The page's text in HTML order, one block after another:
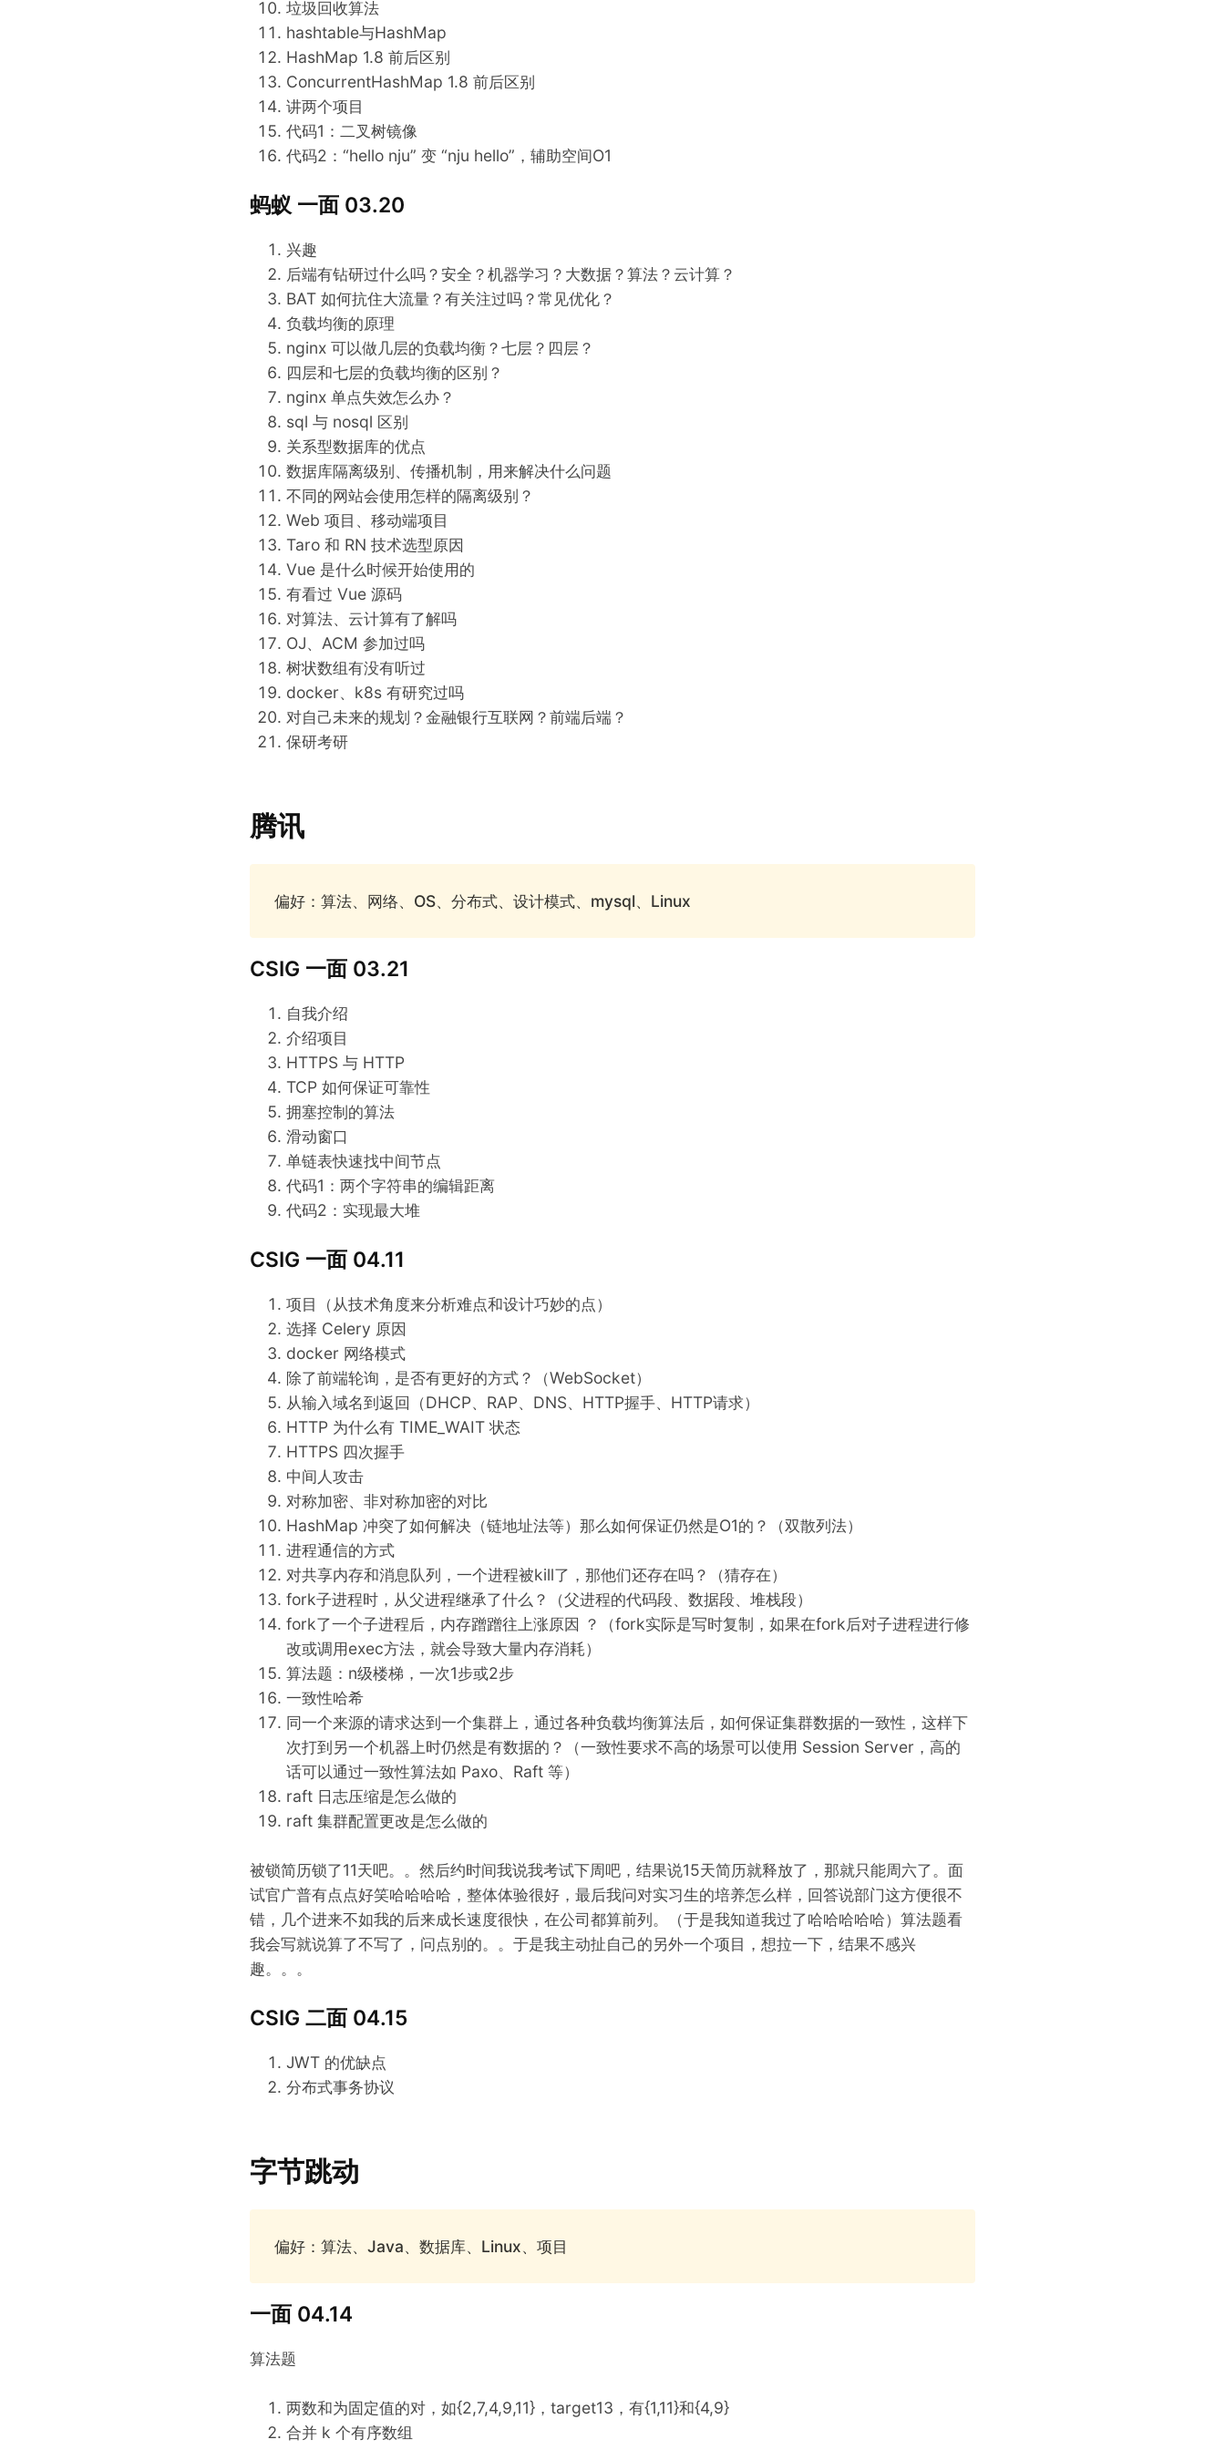
垃圾回收算法
hashtable与HashMap
HashMap 1.8 前后区别
ConcurrentHashMap 1.8 前后区别
讲两个项目
代码1：二叉树镜像
代码2：“hello nju” 变 “nju hello”，辅助空间O1
蚂蚁 一面 03.20
兴趣
后端有钻研过什么吗？安全？机器学习？大数据？算法？云计算？
BAT 如何抗住大流量？有关注过吗？常见优化？
负载均衡的原理
nginx 可以做几层的负载均衡？七层？四层？
四层和七层的负载均衡的区别？
nginx 单点失效怎么办？
sql 与 nosql 区别
关系型数据库的优点
数据库隔离级别、传播机制，用来解决什么问题
不同的网站会使用怎样的隔离级别？
Web 项目、移动端项目
Taro 和 RN 技术选型原因
Vue 是什么时候开始使用的
有看过 Vue 源码
对算法、云计算有了解吗
OJ、ACM 参加过吗
树状数组有没有听过
docker、k8s 有研究过吗
对自己未来的规划？金融银行互联网？前端后端？
保研考研
腾讯
偏好：算法、网络、OS、分布式、设计模式、mysql、Linux
CSIG 一面 03.21
自我介绍
介绍项目
HTTPS 与 HTTP
TCP 如何保证可靠性
拥塞控制的算法
滑动窗口
单链表快速找中间节点
代码1：两个字符串的编辑距离
代码2：实现最大堆
CSIG 一面 04.11
项目（从技术角度来分析难点和设计巧妙的点）
选择 Celery 原因
docker 网络模式
除了前端轮询，是否有更好的方式？（WebSocket）
从输入域名到返回（DHCP、RAP、DNS、HTTP握手、HTTP请求）
HTTP 为什么有 TIME_WAIT 状态
HTTPS 四次握手
中间人攻击
对称加密、非对称加密的对比
HashMap 冲突了如何解决（链地址法等）那么如何保证仍然是O1的？（双散列法）
进程通信的方式
对共享内存和消息队列，一个进程被kill了，那他们还存在吗？（猜存在）
fork子进程时，从父进程继承了什么？（父进程的代码段、数据段、堆栈段）
fork了一个子进程后，内存蹭蹭往上涨原因 ？（fork实际是写时复制，如果在fork后对子进程进行修
改或调用exec方法，就会导致大量内存消耗）
算法题：n级楼梯，一次1步或2步
一致性哈希
同一个来源的请求达到一个集群上，通过各种负载均衡算法后，如何保证集群数据的一致性，这样下
次打到另一个机器上时仍然是有数据的？（一致性要求不高的场景可以使用 Session Server，高的
话可以通过一致性算法如 Paxo、Raft 等）
raft 日志压缩是怎么做的
raft 集群配置更改是怎么做的
被锁简历锁了11天吧。。然后约时间我说我考试下周吧，结果说15天简历就释放了，那就只能周六了。面
试官广普有点点好笑哈哈哈哈，整体体验很好，最后我问对实习生的培养怎么样，回答说部门这方便很不
错，几个进来不如我的后来成长速度很快，在公司都算前列。（于是我知道我过了哈哈哈哈哈）算法题看
我会写就说算了不写了，问点别的。。于是我主动扯自己的另外一个项目，想拉一下，结果不感兴
趣。。。
CSIG 二面 04.15
JWT 的优缺点
分布式事务协议
字节跳动
偏好：算法、Java、数据库、Linux、项目
一面 04.14
算法题
两数和为固定值的对，如{2,7,4,9,11}，target13，有{1,11}和{4,9}
合并 k 个有序数组